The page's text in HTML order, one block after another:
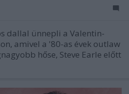
dallal ünnepli a Valentin-
amivel a '80-as évek outlaw
hőse, Steve Earle előtt